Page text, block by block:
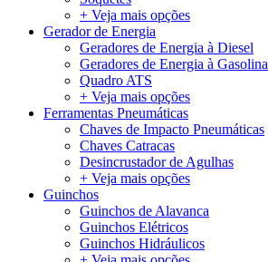
+ Veja mais opções
Gerador de Energia
Geradores de Energia à Diesel
Geradores de Energia à Gasolina
Quadro ATS
+ Veja mais opções
Ferramentas Pneumáticas
Chaves de Impacto Pneumáticas
Chaves Catracas
Desincrustador de Agulhas
+ Veja mais opções
Guinchos
Guinchos de Alavanca
Guinchos Elétricos
Guinchos Hidráulicos